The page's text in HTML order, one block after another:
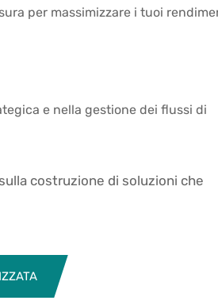
per massimizzare i tuoi
e nella gestione dei flussi di
costruzione di soluzioni che